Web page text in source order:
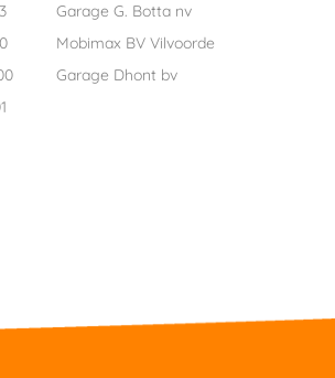
Garage G. Botta nv
Mobimax BV Vilvoorde
Garage Dhont bv